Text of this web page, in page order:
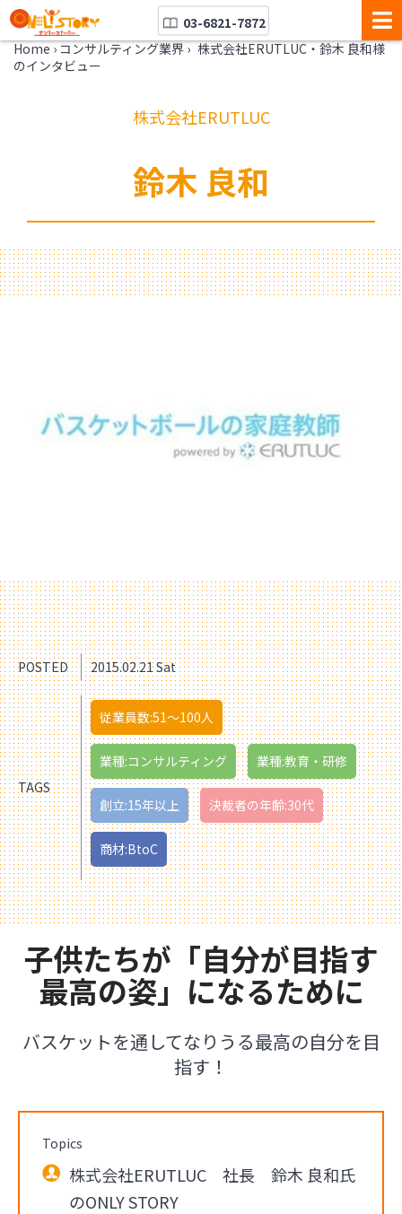
03-6821-7872
Home › コンサルティング業界 › 株式会社ERUTLUC・鈴木 良和様
のインタビュー
株式会社ERUTLUC
鈴木 良和
POSTED 2015.02.21 Sat
TAGS
従業員数:51〜100人
業種:コンサルティング 業種:教育・研修
創立:15年以上 決裁者の年齢:30代
商材:BtoC
子供たちが「自分が目指す
最高の姿」になるために
バスケットを通してなりうる最高の自分を目
指す！
Topics
株式会社ERUTLUC 社長 鈴木 良和氏
のONLY STORY